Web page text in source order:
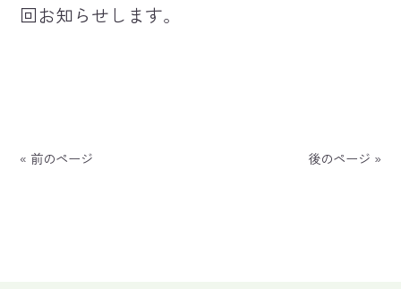
回お知らせします。
« 前のページ 後のページ »